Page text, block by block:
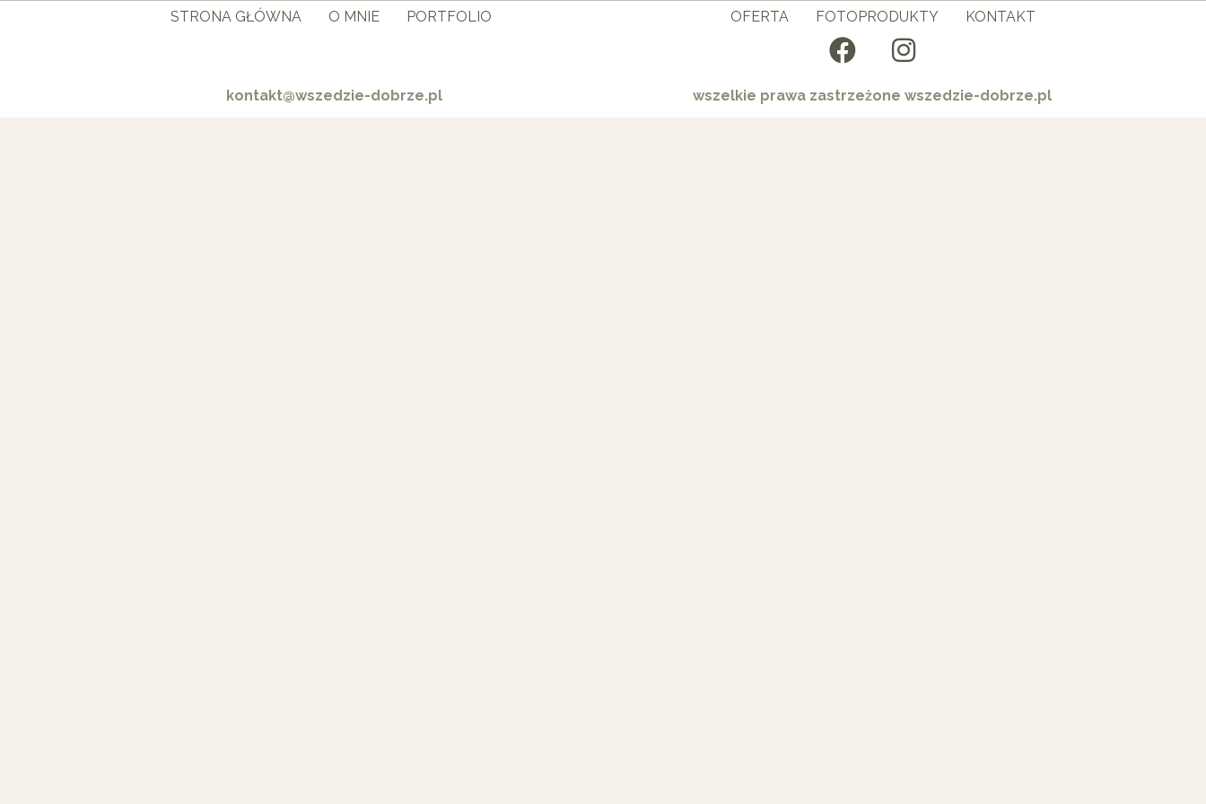
STRONA GŁÓWNA O MNIE PORTFOLIO OFERTA FOTOPRODUKTY KONTAKT
kontakt@wszedzie-dobrze.pl wszelkie prawa zastrzeżone wszedzie-dobrze.pl